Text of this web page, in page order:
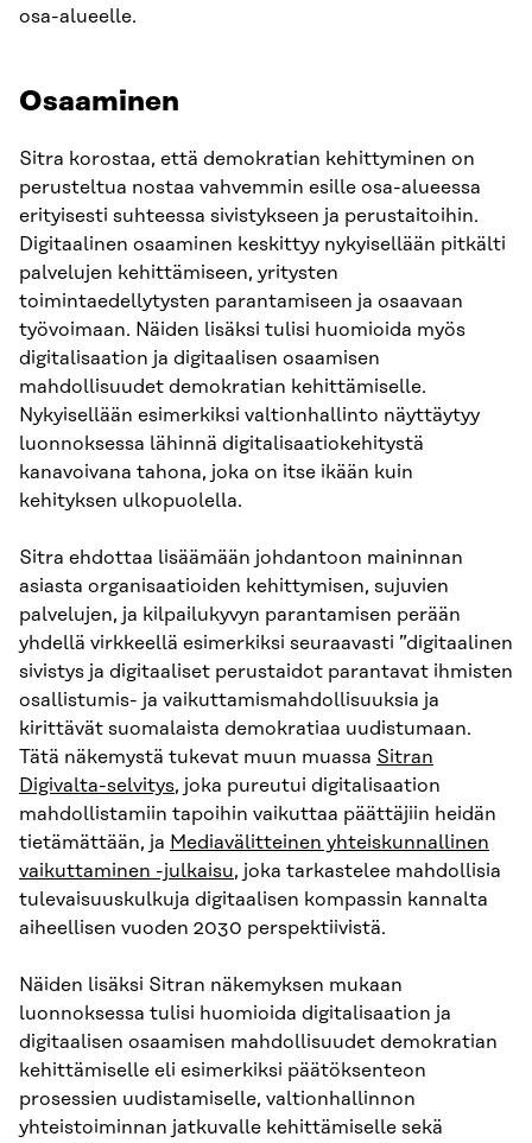
osa-alueelle.
Osaaminen
Sitra korostaa, että demokratian kehittyminen on
perusteltua nostaa vahvemmin esille osa-alueessa
erityisesti suhteessa sivistykseen ja perustaitoihin.
Digitaalinen osaaminen keskittyy nykyisellään pitkälti
palvelujen kehittämiseen, yritysten
toimintaedellytysten parantamiseen ja osaavaan
työvoimaan. Näiden lisäksi tulisi huomioida myös
digitalisaation ja digitaalisen osaamisen
mahdollisuudet demokratian kehittämiselle.
Nykyisellään esimerkiksi valtionhallinto näyttäytyy
luonnoksessa lähinnä digitalisaatiokehitystä
kanavoivana tahona, joka on itse ikään kuin
kehityksen ulkopuolella.
Sitra ehdottaa lisäämään johdantoon maininnan
asiasta organisaatioiden kehittymisen, sujuvien
palvelujen, ja kilpailukyvyn parantamisen perään
yhdellä virkkeellä esimerkiksi seuraavasti ”digitaalinen
sivistys ja digitaaliset perustaidot parantavat ihmisten
osallistumis- ja vaikuttamismahdollisuuksia ja
kirittävät suomalaista demokratiaa uudistumaan.
Tätä näkemystä tukevat muun muassa Sitran
Digivalta-selvitys, joka pureutui digitalisaation
mahdollistamiin tapoihin vaikuttaa päättäjiin heidän
tietämättään, ja Mediavälitteinen yhteiskunnallinen
vaikuttaminen -julkaisu, joka tarkastelee mahdollisia
tulevaisuuskulkuja digitaalisen kompassin kannalta
aiheellisen vuoden 2030 perspektiivistä.
Näiden lisäksi Sitran näkemyksen mukaan
luonnoksessa tulisi huomioida digitalisaation ja
digitaalisen osaamisen mahdollisuudet demokratian
kehittämiselle eli esimerkiksi päätöksenteon
prosessien uudistamiselle, valtionhallinnon
yhteistoiminnan jatkuvalle kehittämiselle sekä